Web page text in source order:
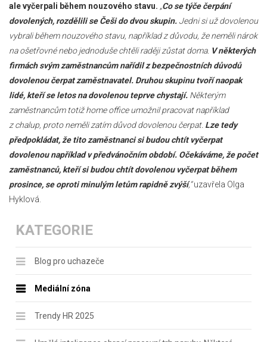
ale vyčerpali během nouzového stavu. „Co se týče čerpání
dovolených, rozdělili se Češi do dvou skupin. Jedni si už dovolenou
vybrali během nouzového stavu, například z důvodu, že neměli nárok
na ošetřovné nebo jednoduše chtěli raději zůstat doma. V některých
firmách svým zaměstnancům nařídil z bezpečnostních důvodů
dovolenou čerpat zaměstnavatel. Druhou skupinu tvoří naopak
lidé, kteří se letos na dovolenou teprve chystají. Některým
zaměstnancům totiž home office umožnil pracovat například
z chalup, proto neměli zatím důvod dovolenou čerpat. Lze tedy
předpokládat, že tito zaměstnanci si budou chtít vyčerpat
dovolenou například v předvánočním období. Očekáváme, že počet
zaměstnanců, kteří si budou chtít dovolenou vyčerpat během
prosince, se oproti minulým letům rapidně zvýší,“uzavřela Olga
Hyklová.
KATEGORIE
Blog pro uchazeče
Mediální zóna
Trendy HR 2025